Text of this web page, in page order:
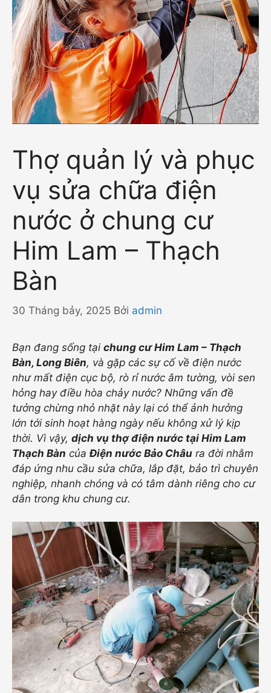
Thợ quản lý và phục
vụ sửa chữa điện
nước ở chung cư
Him Lam – Thạch
Bàn
30 Tháng bảy, 2025 Bởi admin
Bạn đang sống tại chung cư Him Lam – Thạch
Bàn, Long Biên, và gặp các sự cố về điện nước
như mất điện cục bộ, rò rỉ nước âm tường, vòi sen
hỏng hay điều hòa chảy nước? Những vấn đề
tưởng chừng nhỏ nhặt này lại có thể ảnh hưởng
lớn tới sinh hoạt hàng ngày nếu không xử lý kịp
thời. Vì vậy, dịch vụ thợ điện nước tại Him Lam
Thạch Bàn củaĐiện nước Bảo Châu ra đời nhằm
đáp ứng nhu cầu sửa chữa, lắp đặt, bảo trì chuyên
nghiệp, nhanh chóng và có tâm dành riêng cho cư
dân trong khu chung cư.